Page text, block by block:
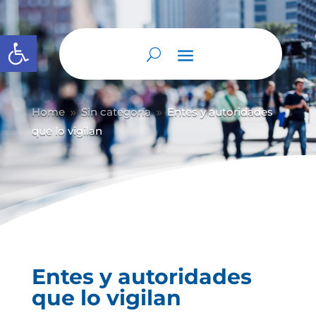
Abrir barra de herramientas
Home 9 Sin categoría 9 Entes y autoridades
que lo vigilan
Entes y autoridades
que lo vigilan